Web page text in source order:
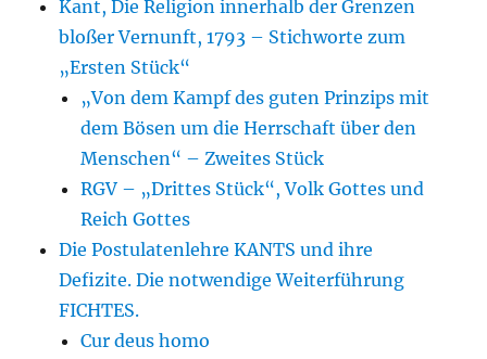
Kant, Die Religion innerhalb der Grenzen
bloßer Vernunft, 1793 – Stichworte zum
„Ersten Stück“
„Von dem Kampf des guten Prinzips mit
dem Bösen um die Herrschaft über den
Menschen“ – Zweites Stück
RGV – „Drittes Stück“, Volk Gottes und
Reich Gottes
Die Postulatenlehre KANTS und ihre
Defizite. Die notwendige Weiterführung
FICHTES.
Cur deus homo